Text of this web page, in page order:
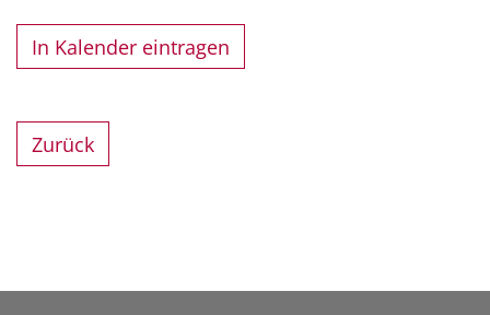
In Kalender eintragen
Zurück